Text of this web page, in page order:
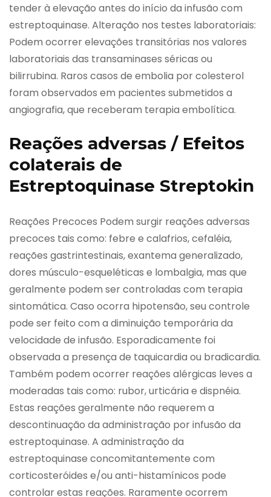
tender à elevação antes do início da infusão com
estreptoquinase. Alteração nos testes laboratoriais:
Podem ocorrer elevações transitórias nos valores
laboratoriais das transaminases séricas ou
bilirrubina. Raros casos de embolia por colesterol
foram observados em pacientes submetidos a
angiografia, que receberam terapia embolítica.
Reações adversas / Efeitos
colaterais de
Estreptoquinase Streptokin
Reações Precoces Podem surgir reações adversas
precoces tais como: febre e calafrios, cefaléia,
reações gastrintestinais, exantema generalizado,
dores músculo-esqueléticas e lombalgia, mas que
geralmente podem ser controladas com terapia
sintomática. Caso ocorra hipotensão, seu controle
pode ser feito com a diminuição temporária da
velocidade de infusão. Esporadicamente foi
observada a presença de taquicardia ou bradicardia.
Também podem ocorrer reações alérgicas leves a
moderadas tais como: rubor, urticária e dispnéia.
Estas reações geralmente não requerem a
descontinuação da administração por infusão da
estreptoquinase. A administração da
estreptoquinase concomitantemente com
corticosteróides e/ou anti-histamínicos pode
controlar estas reações. Raramente ocorrem